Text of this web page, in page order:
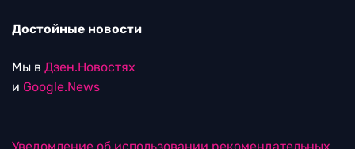
Достойные новости
Мы в Дзен.Новостях
и Google.News